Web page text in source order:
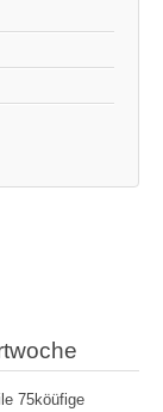
75köüfige